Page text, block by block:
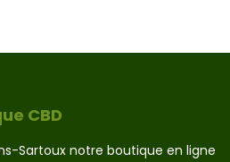
CBD
Sartoux notre boutique en ligne